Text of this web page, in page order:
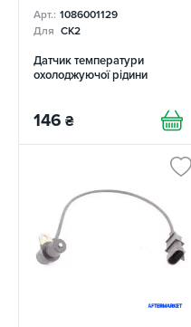
Арт.: 1086001129
Для CK2
Датчик температури
охолоджуючої рідини
146 ₴